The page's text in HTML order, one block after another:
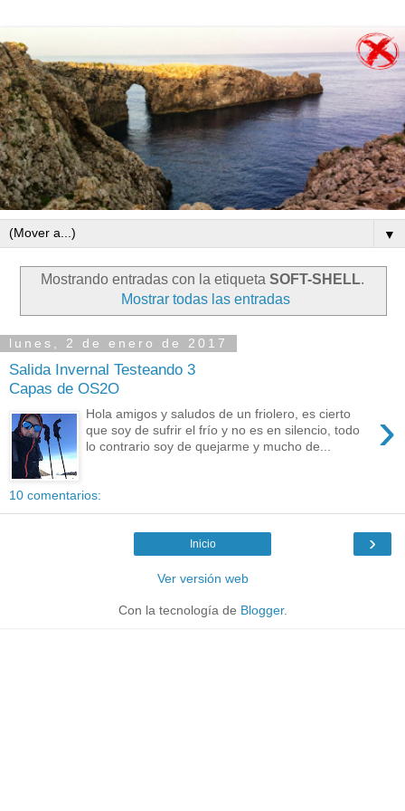
▼
Mostrando entradas con la etiqueta SOFT-SHELL.
Mostrar todas las entradas
lunes, 2 de enero de 2017
Salida Invernal Testeando 3
Capas de OS2O
›
Hola amigos y saludos de un friolero, es cierto
que soy de sufrir el frío y no es en silencio, todo
lo contrario soy de quejarme y mucho de...
10 comentarios:
›
Inicio
Ver versión web
Con la tecnología de Blogger.